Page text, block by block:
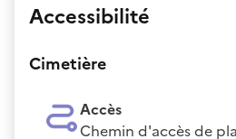
Accessibilité
Cimetière
Accès
Chemin d'accès de